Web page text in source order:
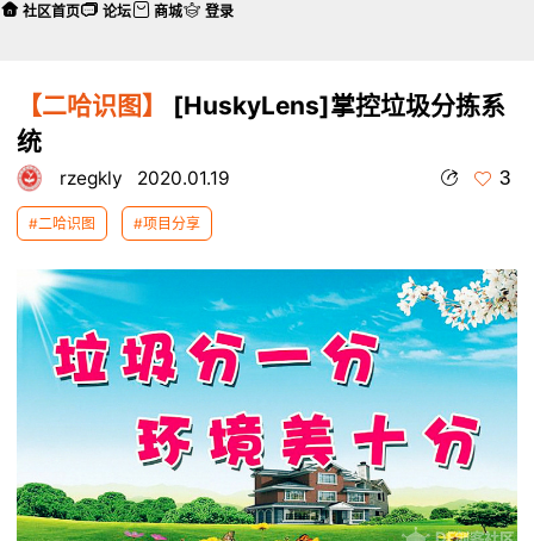
【二哈识图】
[HuskyLens]掌控垃圾分拣系
统
rzegkly 2020.01.19 3
#二哈识图 #项目分享
社区首页 论坛 商城 登录